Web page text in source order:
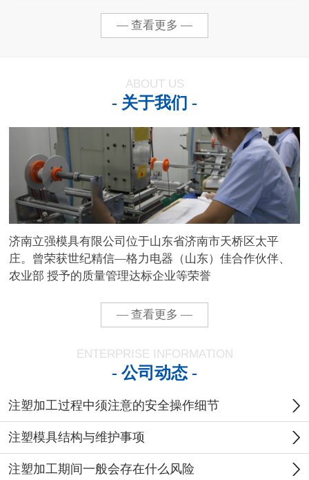
— 查看更多 —
ABOUT US
- 关于我们 -
济南立强模具有限公司位于山东省济南市天桥区太平
庄。曾荣获世纪精信—格力电器（山东）佳合作伙伴、
农业部 授予的质量管理达标企业等荣誉
— 查看更多 —
ENTERPRISE INFORMATION
- 公司动态 -
注塑加工过程中须注意的安全操作细节
注塑模具结构与维护事项
注塑加工期间一般会存在什么风险